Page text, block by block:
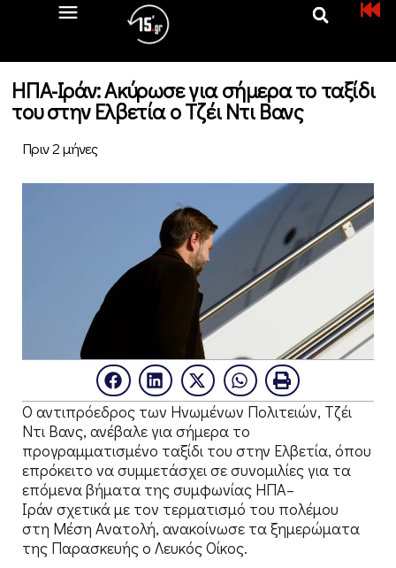
ΗΠΑ-Ιράν: Ακύρωσε για σήμερα το ταξίδι
του στην Ελβετία ο Τζέι Ντι Βανς
Πριν 2 μήνες
Ο αντιπρόεδρος των Ηνωμένων Πολιτειών, Τζέι
Ντι Βανς, ανέβαλε για σήμερα το
προγραμματισμένο ταξίδι του στην Ελβετία, όπου
επρόκειτο να συμμετάσχει σε συνομιλίες για τα
επόμενα βήματα της συμφωνίας ΗΠΑ–
Ιράν σχετικά με τον τερματισμό του πολέμου
στη Μέση Ανατολή, ανακοίνωσε τα ξημερώματα
της Παρασκευής ο Λευκός Οίκος.